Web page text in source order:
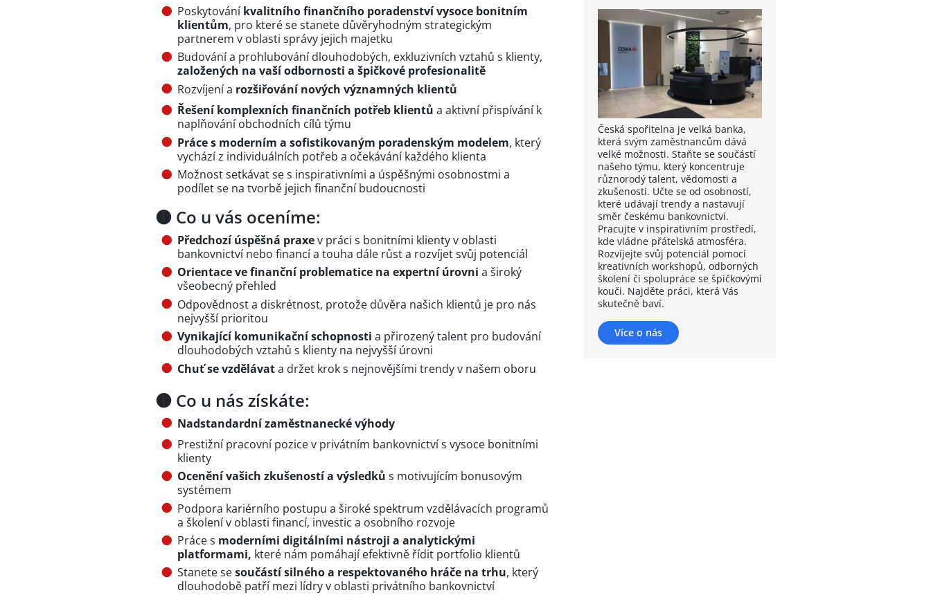
Česká spořitelna je velká banka,
která svým zaměstnancům dává
velké možnosti. Staňte se součástí
našeho týmu, který koncentruje
různorodý talent, vědomosti a
zkušenosti. Učte se od osobností,
které udávají trendy a nastavují
směr českému bankovnictví.
Pracujte v inspirativním prostředí,
kde vládne přátelská atmosféra.
Rozvíjejte svůj potenciál pomocí
kreativních workshopů, odborných
školení či spolupráce se špičkovými
kouči. Najděte práci, která Vás
skutečně baví.
Více o nás
Poskytováníkvalitního finančního poradenství vysoce bonitním
klientům, pro které se stanete důvěryhodným strategickým
partnerem v oblasti správy jejich majetku
Budování a prohlubování dlouhodobých, exkluzivních vztahů s klienty,
založených na vaší odbornosti a špičkové profesionalitě
Rozvíjení a rozšiřování nových významných klientů
Řešení komplexních finančních potřeb klientů a aktivní přispívání k
naplňování obchodních cílů týmu
Práce s moderním a sofistikovaným poradenským modelem, který
vychází z individuálních potřeb a očekávání každého klienta
Možnost setkávat se s inspirativními a úspěšnými osobnostmi a
podílet se na tvorbě jejich finanční budoucnosti
🟤 Co u vás oceníme:
Předchozí úspěšná praxev práci s bonitními klienty v oblasti
bankovnictví nebo financí a touha dále růst a rozvíjet svůj potenciál
Orientace ve finanční problematice na expertní úrovni a široký
všeobecný přehled
Odpovědnost a diskrétnost, protože důvěra našich klientů je pro nás
nejvyšší prioritou
Vynikající komunikační schopnosti a přirozený talent pro budování
dlouhodobých vztahů s klienty na nejvyšší úrovni
Chuť se vzdělávata držet krok s nejnovějšími trendy v našem oboru
🟤 Co u nás získáte:
Nadstandardní zaměstnanecké výhody
Prestižní pracovní pozice v privátním bankovnictví s vysoce bonitními
klienty
Ocenění vašich zkušeností a výsledků s motivujícím bonusovým
systémem
Podpora kariérního postupu a široké spektrum vzdělávacích programů
a školení v oblasti financí, investic a osobního rozvoje
Práce s moderními digitálními nástroji a analytickými
platformami, které nám pomáhají efektivně řídit portfolio klientů
Stanete sesoučástí silného a respektovaného hráče na trhu, který
dlouhodobě patří mezi lídry v oblasti privátního bankovnictví